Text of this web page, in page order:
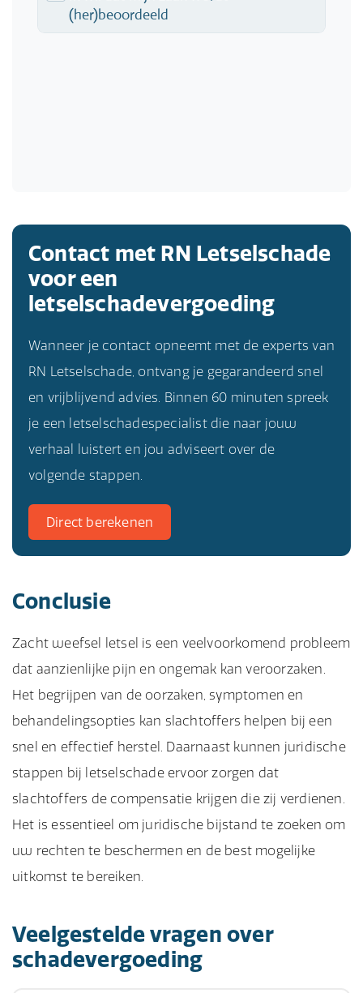
Contact met RN Letselschade
voor een
letselschadevergoeding
Wanneer je contact opneemt met de experts van
RN Letselschade, ontvang je gegarandeerd snel
en vrijblijvend advies. Binnen 60 minuten spreek
je een letselschadespecialist die naar jouw
verhaal luistert en jou adviseert over de
volgende stappen.
Direct berekenen
Conclusie
Zacht weefsel letsel is een veelvoorkomend probleem
dat aanzienlijke pijn en ongemak kan veroorzaken.
Het begrijpen van de oorzaken, symptomen en
behandelingsopties kan slachtoffers helpen bij een
snel en effectief herstel. Daarnaast kunnen juridische
stappen bij letselschade ervoor zorgen dat
slachtoffers de compensatie krijgen die zij verdienen.
Het is essentieel om juridische bijstand te zoeken om
uw rechten te beschermen en de best mogelijke
uitkomst te bereiken.
Veelgestelde vragen over
schadevergoeding